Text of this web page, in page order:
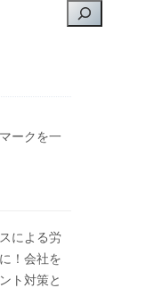
ークを一
による労
！会社を
ト対策と